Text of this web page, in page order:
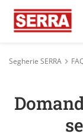
Segherie SERRA